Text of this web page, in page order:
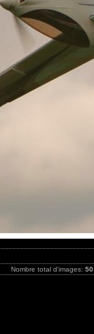
Nombre total d'images: 50